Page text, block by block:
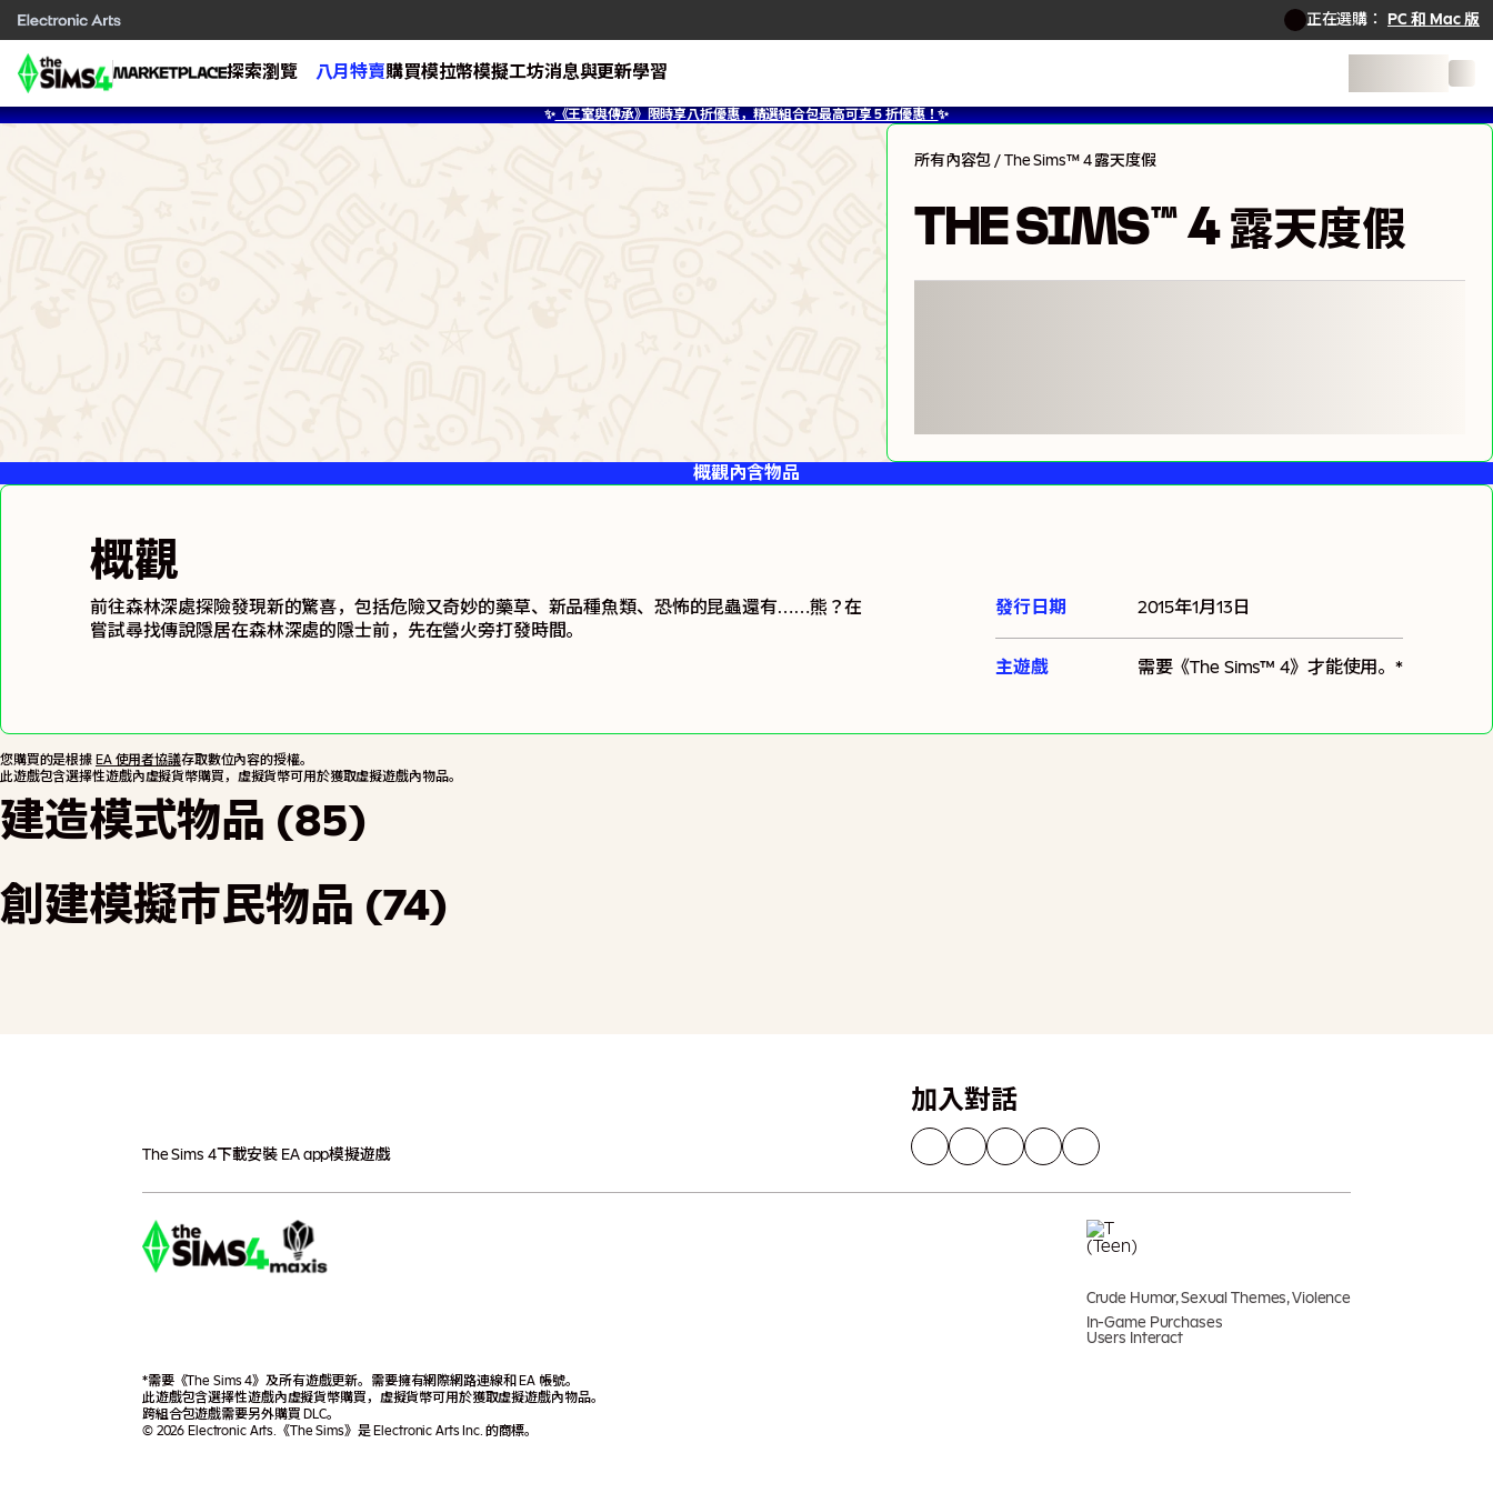
正在選購： PC 和 Mac 版
探索瀏覽 八月特賣購買模拉幣模擬工坊消息與更新學習
✨《王室與傳承》限時享八折優惠，精選組合包最高可享 5 折優惠！✨
所有內容包 / The Sims™ 4 露天度假
THE SIMS™ 4 露天度假
概觀內含物品
概觀
前往森林深處探險發現新的驚喜，包括危險又奇妙的藥草、新品種魚類、恐怖的昆蟲還有……熊？在
嘗試尋找傳說隱居在森林深處的隱士前，先在營火旁打發時間。
發行日期 2015年1月13日
主遊戲 需要《The Sims™ 4》 才能使用。*
您購買的是根據 EA 使用者協議存取數位內容的授權。
此遊戲包含選擇性遊戲內虛擬貨幣購買，虛擬貨幣可用於獲取虛擬遊戲內物品。
建造模式物品 (85)
創建模擬市民物品 (74)
The Sims 4下載安裝 EA app模擬遊戲
加入對話
Crude Humor, Sexual Themes, Violence
In-Game Purchases
Users Interact
*需要《The Sims 4》及所有遊戲更新。需要擁有網際網路連線和 EA 帳號。
此遊戲包含選擇性遊戲內虛擬貨幣購買，虛擬貨幣可用於獲取虛擬遊戲內物品。
跨組合包遊戲需要另外購買 DLC。
© 2026 Electronic Arts.《The Sims》是 Electronic Arts Inc. 的商標。